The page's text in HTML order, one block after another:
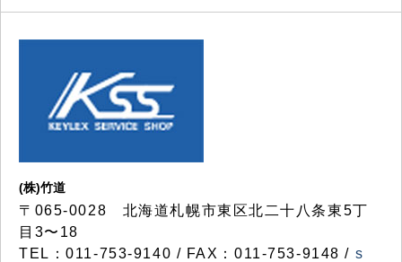
(株)竹道
〒065-0028 北海道札幌市東区北二十八条東5丁
目3〜18
TEL：011-753-9140 / FAX：011-753-9148 / s